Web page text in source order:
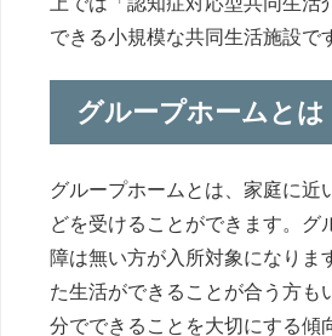
できる小規模な共同生活施設で
グループホームとは
グループホームとは、家庭に近
どを受けることができます。
障は無い方が入所対象になりま
た生活ができることが合う方も
分でできることを大切にする傾